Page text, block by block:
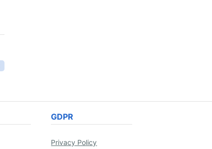
GDPR
Privacy Policy